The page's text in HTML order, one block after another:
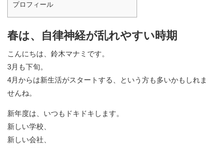
プロフィール
春は、自律神経が乱れやすい時期
こんにちは、鈴木マナミです。
3月も下旬。
4月からは新生活がスタートする、という方も多いかもしれま
せんね。
新年度は、いつもドキドキします。
新しい学校、
新しい会社、